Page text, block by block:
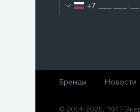
+7
Бренды Новости
© 2014-2026, "КИТ-